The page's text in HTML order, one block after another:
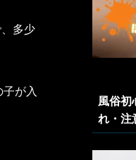
多少
が入
風俗初
れ・注